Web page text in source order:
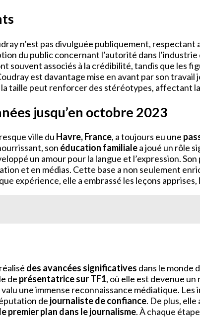
n’est pas divulguée publiquement,
du public concernant l’autorité dans l’industrie
souvent associés à la crédibilité, tandis que
est davantage mise en avant par son
taille peut renforcer des stéréotypes, affectant
jusqu’en octobre 2023
ville du Havre, France, a toujours eu une
son éducation familialea joué un rôle
un amour pour la langue et l’expression.
et en médias. Cette base a non seulement
expérience, elle a embrassé les leçons
des avancées significatives dans le monde
de présentatrice sur TF1, où elle est devenue un
valu une immense reconnaissance médiatique.
de journaliste de confiance. De plus,
premier plan dans le journalisme. À chaque